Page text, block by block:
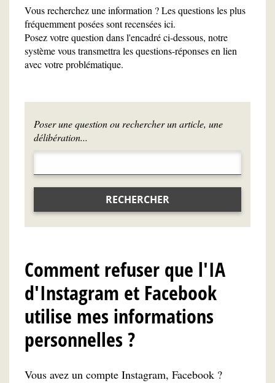
Vous recherchez une information ? Les questions les plus
fréquemment posées sont recensées ici.
Posez votre question dans l'encadré ci-dessous, notre
système vous transmettra les questions-réponses en lien
avec votre problématique.
Poser une question ou rechercher un article, une
délibération...
RECHERCHER
Comment refuser que l'IA
d'Instagram et Facebook
utilise mes informations
personnelles ?
Vous avez un compte Instagram, Facebook ?